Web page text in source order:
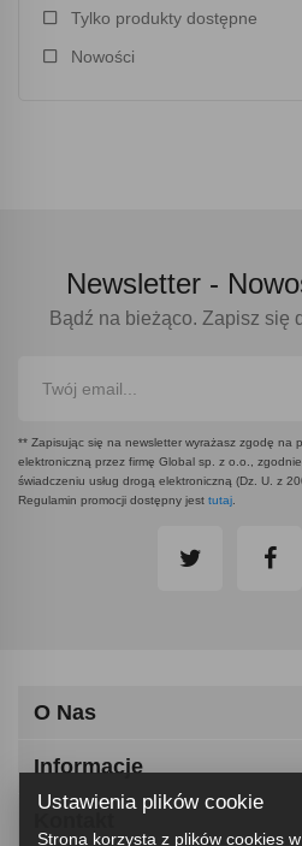
Tylko produkty dostępne
Nowości
Newsletter -
Bądź na bieżąco. Zapisz się
** Zapisując się na newsletter wyrażasz zgodę na
elektroniczną przez firmę Global sp. z o.o.,
świadczeniu usług drogą elektroniczną (Dz. U. z
Regulamin promocji dostępny jest tutaj.
O Nas
Informacje
Ustawienia plików cookie
Strona korzysta z plików cookies